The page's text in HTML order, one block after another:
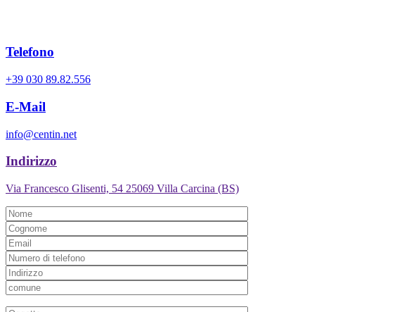
Telefono
+39 030 89.82.556
E-Mail
info@centin.net
Indirizzo
Via Francesco Glisenti, 54 25069 Villa Carcina (BS)